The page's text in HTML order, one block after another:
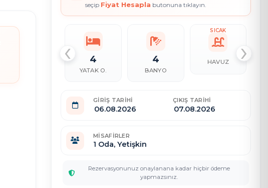
seçip Fiyat Hesapla butonuna tıklayın.
4
YATAK O.
4
BANYO
SICAK
HAVUZ
‹ ›
GIRIŞ TARIHI ÇIKIŞ TARIHI
MISAFIRLER
1 Oda, Yetişkin
Rezervasyonunuz onaylanana kadar hiçbir ödeme
yapmazsınız.